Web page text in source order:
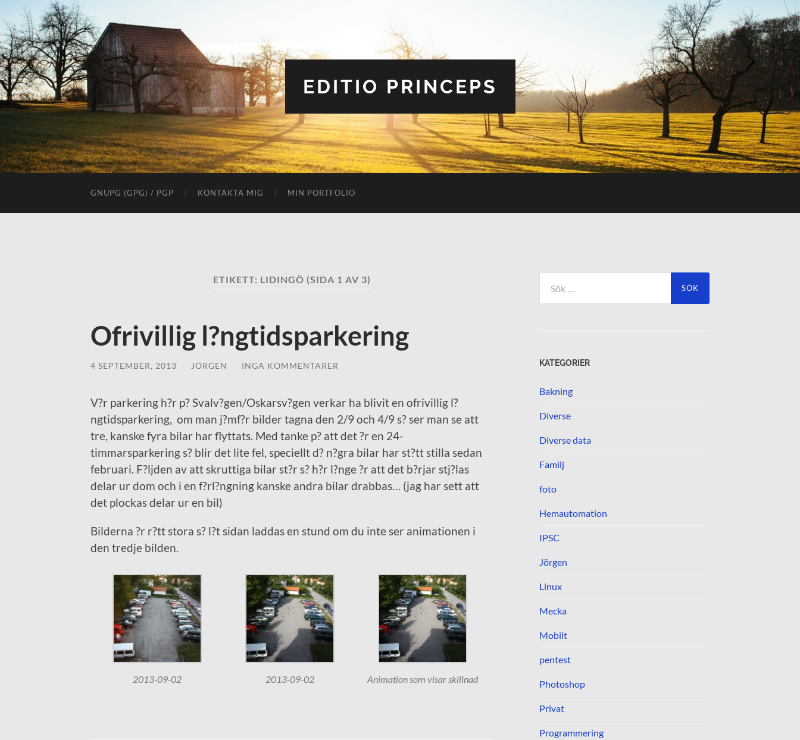
EDITIO PRINCEPS
GNUPG (GPG) / PGP KONTAKTA MIG MIN PORTFOLIO
ETIKETT: LIDINGÖ (SIDA 1 AV 3)
Ofrivillig l?ngtidsparkering
4 SEPTEMBER, 2013 JÖRGEN INGA KOMMENTARER
V?r parkering h?r p? Svalv?gen/Oskarsv?gen verkar ha blivit en ofrivillig l?
ngtidsparkering, om man j?mf?r bilder tagna den 2/9 och 4/9 s? ser man se att
tre, kanske fyra bilar har flyttats. Med tanke p? att det ?r en 24-
timmarsparkering s? blir det lite fel, speciellt d? n?gra bilar har st?tt stilla sedan
februari. F?ljden av att skruttiga bilar st?r s? h?r l?nge ?r att det b?rjar stj?las
delar ur dom och i en f?rl?ngning kanske andra bilar drabbas… (jag har sett att
det plockas delar ur en bil)
Bilderna ?r r?tt stora s? l?t sidan laddas en stund om du inte ser animationen i
den tredje bilden.
2013-09-02 2013-09-02 Animation som visar skillnad
efter:
KATEGORIER
Bakning
Diverse
Diverse data
Familj
foto
Hemautomation
IPSC
Jörgen
Linux
Mecka
Mobilt
pentest
Photoshop
Privat
Programmering